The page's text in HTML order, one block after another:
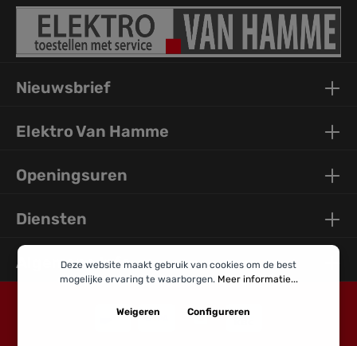
Nieuwsbrief
Elektro Van Hamme
Openingsuren
Diensten
Algemene Info
Deze website maakt gebruik van cookies om de best
mogelijke ervaring te waarborgen. Meer informatie...
Weigeren Configureren